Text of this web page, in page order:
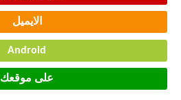
الايميل
Android
على موقعك